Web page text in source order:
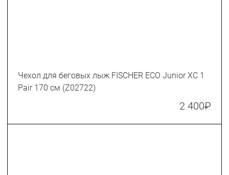
Чехол для беговых лыж FISCHER ECO Junior XC 1
Pair 170 см (Z02722)
2 400₽